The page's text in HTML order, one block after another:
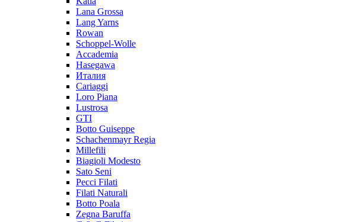
Lana Grossa
Lang Yarns
Rowan
Schoppel-Wolle
Accademia
Hasegawa
Италия
Cariaggi
Loro Piana
Lustrosa
GTI
Botto Guiseppe
Schachenmayr Regia
Millefili
Biagioli Modesto
Sato Seni
Pecci Filati
Filati Naturali
Botto Poala
Zegna Baruffa